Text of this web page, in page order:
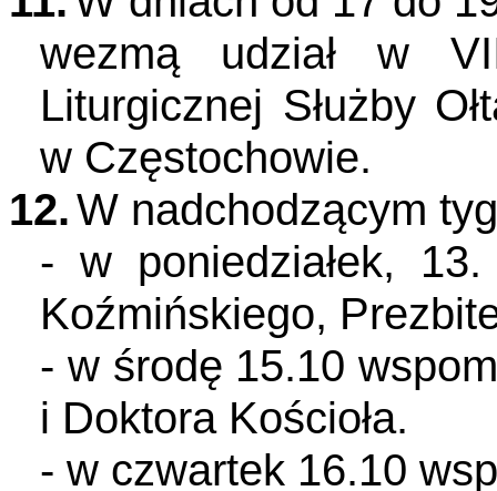
wezmą udział w
Liturgicznej Służby
w Częstochowie.
12.W nadchodzącym
- w poniedziałek,
Koźmińskiego,
- w środę 15.10
i Doktora Kościoła.
- w czwartek 16.10